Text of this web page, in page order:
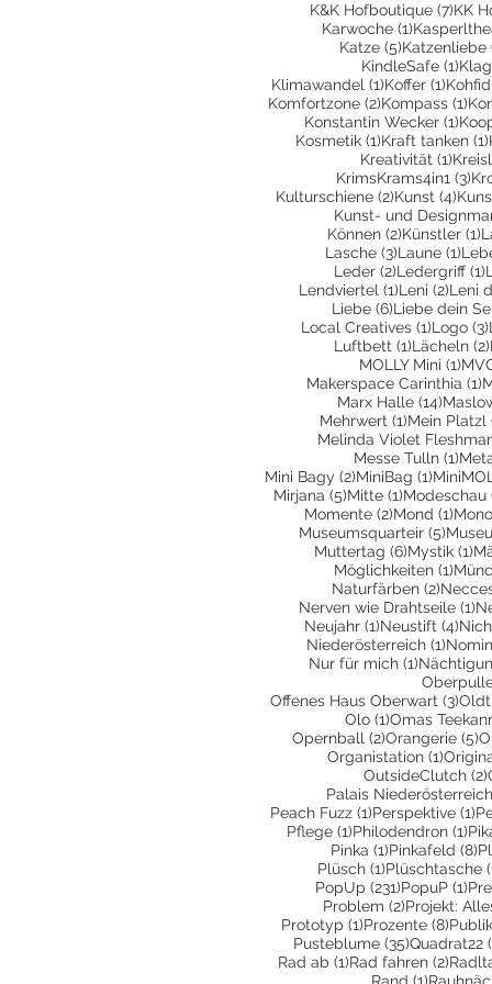
K&K Hofboutique (7)7
KK
Karwoche (1)1 Beitrag
Katze (5)5 Beiträge
Katzenliebe
KindleSafe (1)1
Klimawandel (1)1 Beitrag
Koffer (1)1
Komfortzone (2)2 Beiträge
Kompass (1)1
Konstantin Wecker (1)1
Kosmetik (1)1 Beitrag
Kraft tanken (1)
Kreativität (1)1
KrimsKrams4in1 (3)3
Kulturschiene (2)2 Beiträge
Kunst (4)4
Kunst- und
Können (2)2 Beiträge
Künstler (1)
Lasche (3)3 Beiträge
Laune (1)1
Leder (2)2 Beiträge
Ledergriff (1)
Lendviertel (1)1 Beitrag
Leni (2)2
Leni
Liebe (6)6 Beiträge
Liebe dein
Local Creatives (1)1 Beitrag
Logo (3)
Luftbett (1)1 Beitrag
Lächeln (2)
MOLLY Mini (1)1
Makerspace Carinthia (1)
Marx Halle (14)14
Mehrwert (1)1 Beitrag
Mein Platzl
Melinda Violet
Messe Tulln (1)1
Mini Bagy (2)2 Beiträge
MiniBag (1)1 Beitrag
Mirjana (5)5 Beiträge
Mitte (1)1 Beitrag
Modeschau
Momente (2)2 Beiträge
Mond (1)1
Museumsquarteir (5)5
Muttertag (6)6 Beiträge
Mystik (1)1
Möglichkeiten (1)1
Naturfärben (2)2
Nerven wie Drahtseile (1)1
Neujahr (1)1 Beitrag
Neustift (4)4
Niederösterreich (1)1
Nur für mich (1)1 Beitrag
Offenes Haus Oberwart (3)3
Olo (1)1 Beitrag
Omas
Opernball (2)2 Beiträge
Orangerie (5)5
Organistation (1)1
OutsideClutch (2)
Palais Niederösterreich
Peach Fuzz (1)1 Beitrag
Perspektive (1)1
Pflege (1)1 Beitrag
Philodendron (1)1
Pinka (1)1 Beitrag
Pinkafeld (8)8
Plüsch (1)1 Beitrag
Plüschtasche
PopUp (231)231 Beiträge
PopuP (1)1
Problem (2)2 Beiträge
Projekt:
Prototyp (1)1 Beitrag
Prozente (8)8
Pusteblume (35)35 Beiträge
Quadrat22
Rad ab (1)1 Beitrag
Rad fahren (2)2
1 Beitrag